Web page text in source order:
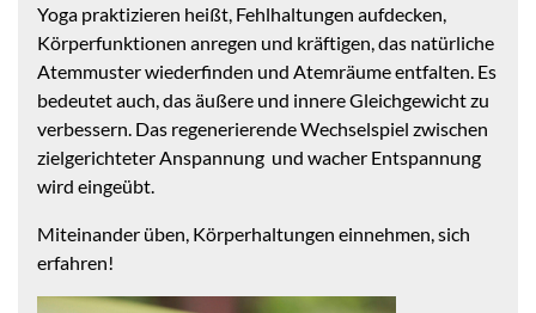
Yoga praktizieren heißt, Fehlhaltungen aufdecken,
Körperfunktionen anregen und kräftigen, das natürliche
Atemmuster wiederfinden und Atemräume entfalten. Es
bedeutet auch, das äußere und innere Gleichgewicht zu
verbessern. Das regenerierende Wechselspiel zwischen
zielgerichteter Anspannung und wacher Entspannung
wird eingeübt.
Miteinander üben, Körperhaltungen einnehmen, sich
erfahren!